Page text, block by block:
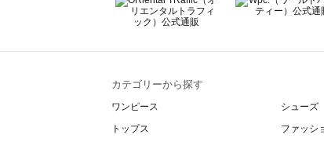
カテゴリーから探す
ワンピース
トップス
シューズ
ファッシ